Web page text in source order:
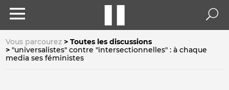
Vous parcourez
Toutes les discussions
"universalistes" contre "intersectionnelles" : à chaque
media ses féministes